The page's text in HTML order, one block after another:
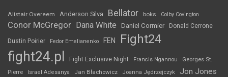
Alistair Overeem Anderson Silva Bellator boks Colby Covington
Conor McGregor Dana White Daniel Cormier Donald Cerrone
Dustin Poirier Fedor Emelianenko FEN Fight24
fight24.pl Fight Exclusive Night Francis Ngannou
Georges St.
Pierre
Israel Adesanya Jan Błachowicz Joanna Jędrzejczyk Jon Jones